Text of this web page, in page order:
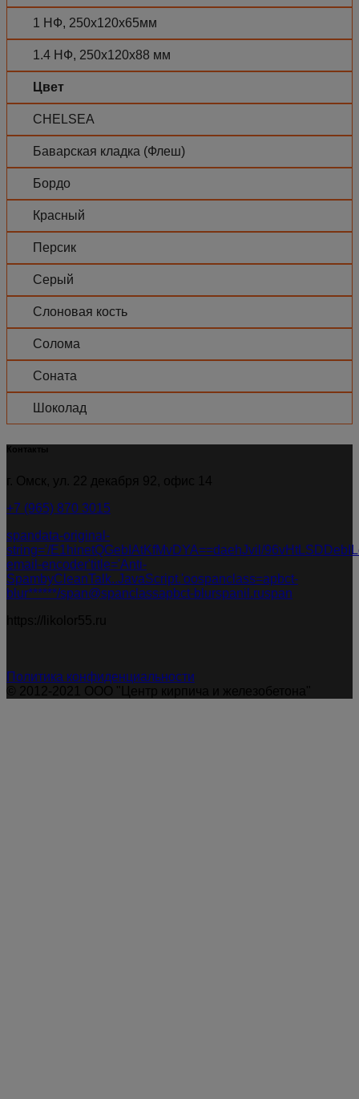
1 НФ, 250х120х65мм
1.4 НФ, 250х120х88 мм
Цвет
CHELSEA
Баварская кладка (Флеш)
Бордо
Красный
Персик
Серый
Слоновая кость
Солома
Соната
Шоколад
+7 (965) 870 3015
spandata-original-
string='/E1hinetQGebIAtKfMvDYA==daehJvil/
email-encoder'title='Anti-
SpambyCleanTalk..JavaScript.'oospanclass=apbct-
blur******/span@spanclassapbct-blurspanil.ruspan
Политика конфиденциальности